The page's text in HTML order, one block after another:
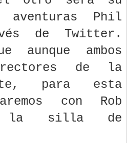
aventuras Phil
de Twitter.
aunque ambos
de la
para esta
con Rob
la silla de